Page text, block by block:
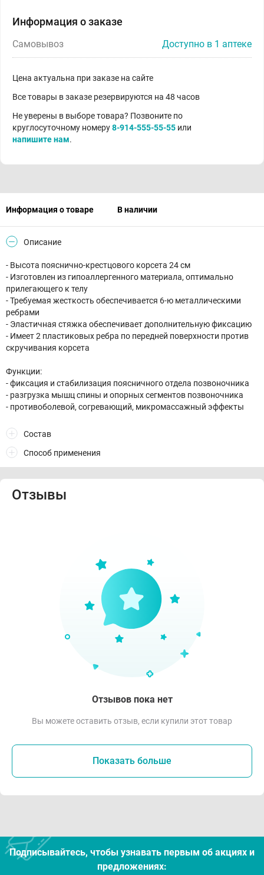
Информация о заказе
Самовывоз Доступно в 1 аптеке
Цена актуальна при заказе на сайте
Все товары в заказе резервируются на 48 часов
Не уверены в выборе товара? Позвоните по
круглосуточному номеру8-914-555-55-55 или
напишите нам.
Информация о товаре В наличии
Описание
- Высота пояснично-крестцового корсета 24 см
- Изготовлен из гипоаллергенного материала, оптимально
прилегающего к телу
- Требуемая жесткость обеспечивается 6-ю металлическими
ребрами
- Эластичная стяжка обеспечивает дополнительную фиксацию
- Имеет 2 пластиковых ребра по передней поверхности против
скручивания корсета
Функции:
- фиксация и стабилизация поясничного отдела позвоночника
- разгрузка мышц спины и опорных сегментов позвоночника
- противоболевой, согревающий, микромассажный эффекты
Состав
Способ применения
Отзывы
Отзывов пока нет
Вы можете оставить отзыв, если купили этот товар
Показать больше
Подписывайтесь, чтобы узнавать первым об акцияx и
предложениях: